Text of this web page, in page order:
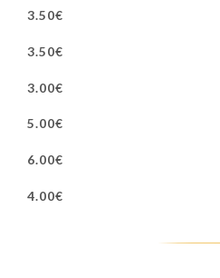
3.50€
3.50€
3.00€
5.00€
6.00€
4.00€